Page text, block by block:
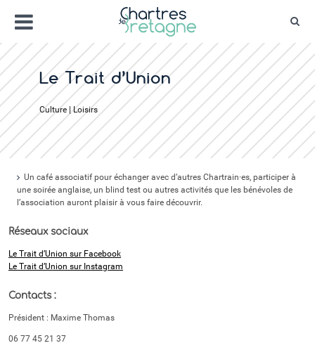
contenu
Menu
Bienvenue sur le site de la ville de
Ville Zéro phyto / 4 fleurs
Le Trait d’Union
Culture | Loisirs
Un café associatif pour échanger avec d’autres Chartrain·es, participer à
une soirée anglaise, un blind test ou autres activités que les bénévoles de
l’association auront plaisir à vous faire découvrir.
Réseaux sociaux
Le Trait d’Union sur Facebook
Le Trait d’Union sur Instagram
Contacts :
Président : Maxime Thomas
06 77 45 21 37